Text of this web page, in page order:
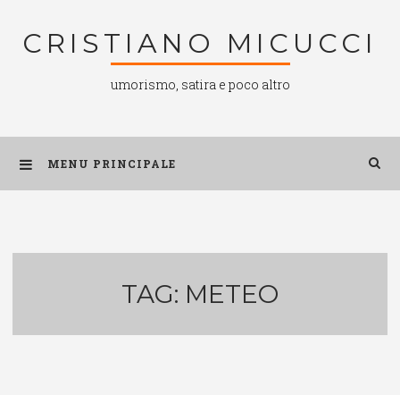
CRISTIANO MICUCCI
umorismo, satira e poco altro
MENU PRINCIPALE
TAG: METEO